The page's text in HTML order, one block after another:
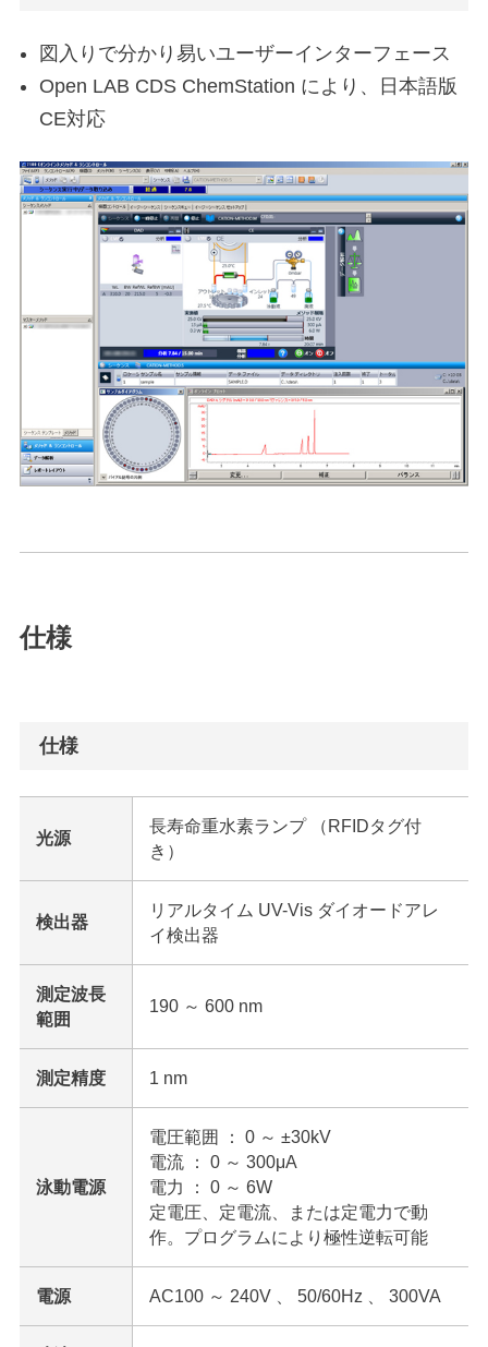
図入りで分かり易いユーザーインターフェース
Open LAB CDS ChemStation により、日本語版
CE対応
仕様
仕様
光源
長寿命重水素ランプ （RFIDタグ付
き）
検出器
リアルタイム UV-Vis ダイオードアレ
イ検出器
測定波長
範囲
190 ～ 600 nm
測定精度 1 nm
泳動電源
電圧範囲 ： 0 ～ ±30kV
電流 ： 0 ～ 300μA
電力 ： 0 ～ 6W
定電圧、定電流、または定電力で動
作。プログラムにより極性逆転可能
電源 AC100 ～ 240V 、 50/60Hz 、 300VA